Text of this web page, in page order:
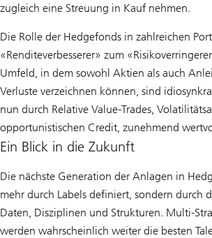
zugleich eine Streuung in Kauf nehmen.
Die Rolle der Hedgefonds in zahlreichen
«Renditeverbesserer» zum
Umfeld, in dem sowohl Aktien als auch
Verluste verzeichnen können, sind
nun durch Relative Value-Trades,
opportunistischen Credit, zunehmend
Ein Blick in die Zukunft
Die nächste Generation der Anlagen in
mehr durch Labels definiert, sondern durch
Daten, Disziplinen und Strukturen. Multi-
werden wahrscheinlich weiter die besten